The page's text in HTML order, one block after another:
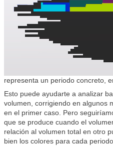
representa un periodo concreto,
Esto puede ayudarte a analizar
volumen, corrigiendo en algunos
en el primer caso. Pero
que se produce cuando el
relación al volumen total en otro
bien los colores para cada